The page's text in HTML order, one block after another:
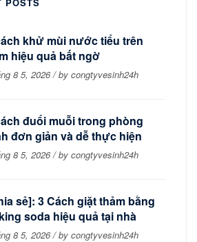
khử mùi nước tiểu trên
hiệu quả bất ngờ
8 5, 2026 / by congtyvesinh24h
đuổi muỗi trong phòng
đơn giản và dễ thực hiện
8 5, 2026 / by congtyvesinh24h
sẻ]: 3 Cách giặt thảm bằng
soda hiệu quả tại nhà
8 5, 2026 / by congtyvesinh24h